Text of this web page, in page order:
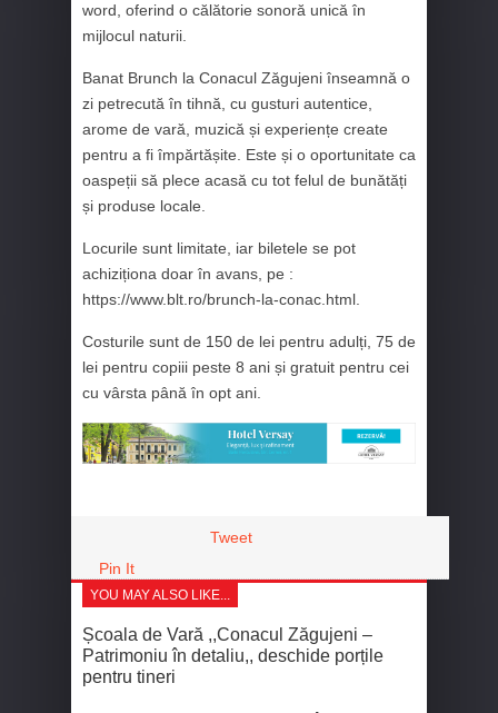
word, oferind o călătorie sonoră unică în
mijlocul naturii.
Banat Brunch la Conacul Zăgujeni înseamnă o
zi petrecută în tihnă, cu gusturi autentice,
arome de vară, muzică și experiențe create
pentru a fi împărtășite. Este și o oportunitate ca
oaspeții să plece acasă cu tot felul de bunătăți
și produse locale.
Locurile sunt limitate, iar biletele se pot
achiziționa doar în avans, pe :
https://www.blt.ro/brunch-la-conac.html.
Costurile sunt de 150 de lei pentru adulți, 75 de
lei pentru copiii peste 8 ani și gratuit pentru cei
cu vârsta până în opt ani.
Tweet
Pin It
YOU MAY ALSO LIKE...
Școala de Vară ,,Conacul Zăgujeni –
Patrimoniu în detaliu,, deschide porțile
pentru tineri